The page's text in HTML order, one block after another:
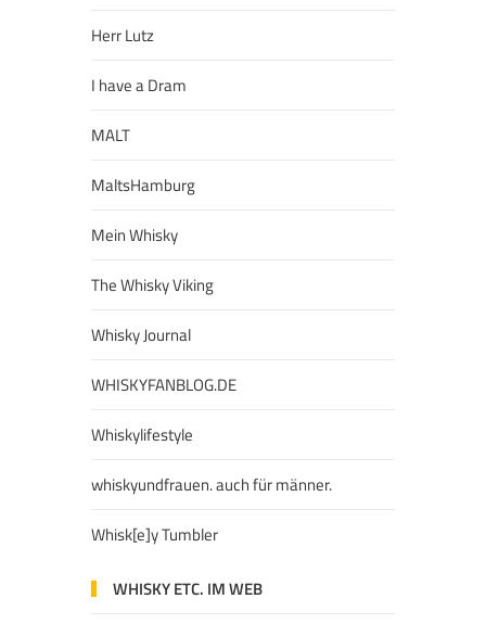
Herr Lutz
I have a Dram
MALT
MaltsHamburg
Mein Whisky
The Whisky Viking
Whisky Journal
WHISKYFANBLOG.DE
Whiskylifestyle
whiskyundfrauen. auch für männer.
Whisk[e]y Tumbler
WHISKY ETC. IM WEB